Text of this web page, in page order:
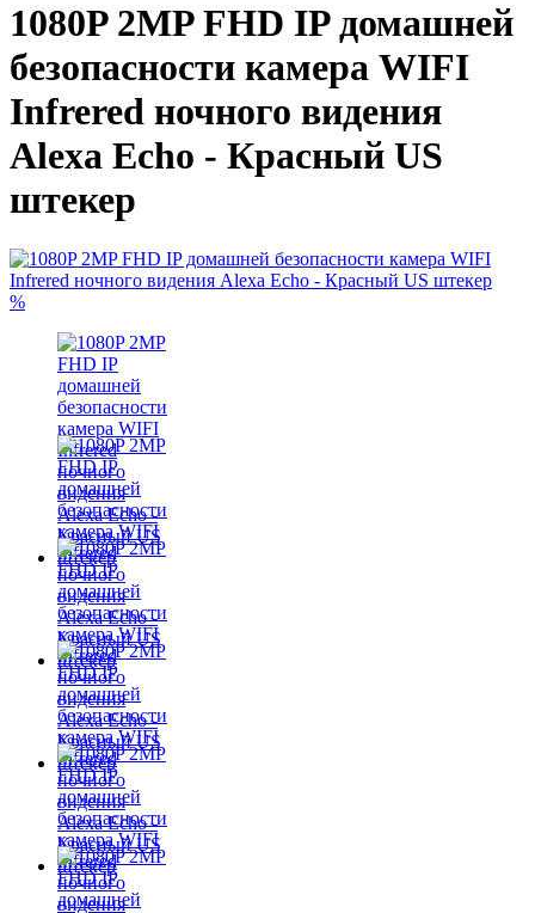
1080P 2MP FHD IP домашней
безопасности камера WIFI
Infrered ночного видения
Alexa Echo - Красный US
штекер
%